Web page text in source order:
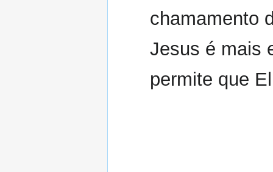
chamamento
Jesus é mais
permite que